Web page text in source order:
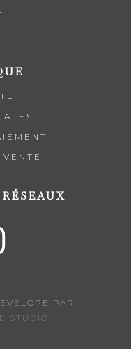
PAR
STUDIO